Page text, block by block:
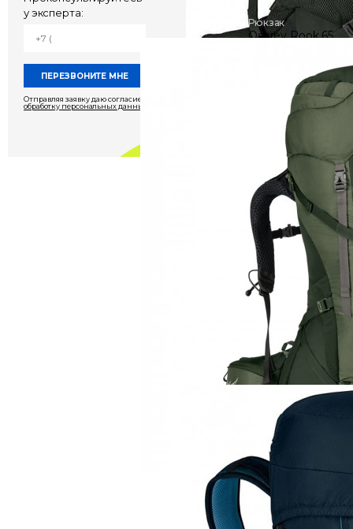
у эксперта:
Отправляя заявку даю согласие на
обработку персональных данных
Рюкзак
Osprey Rook 65
12 400 руб
Osprey Aether 70
23 400 руб